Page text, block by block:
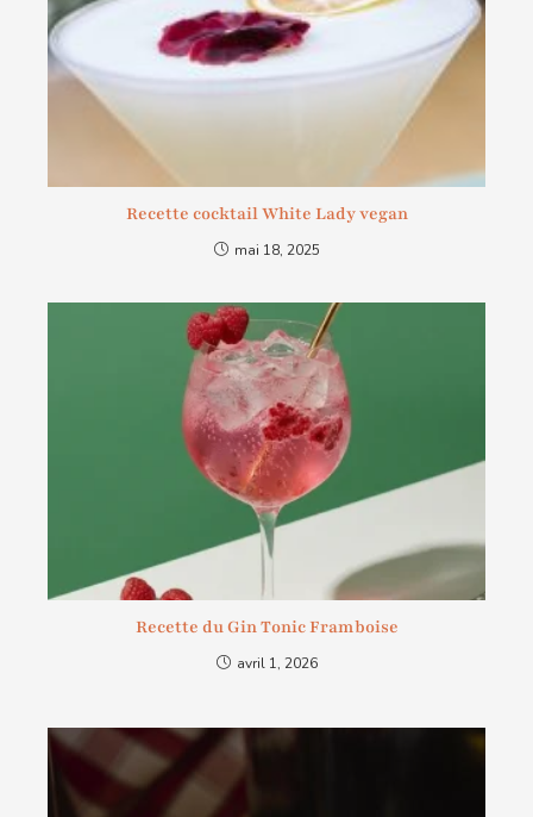
Recette cocktail White Lady vegan
mai 18, 2025
Recette du Gin Tonic Framboise
avril 1, 2026